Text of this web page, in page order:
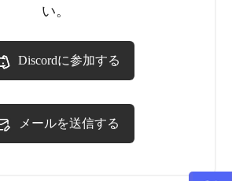
い。
Discordに参加する
メールを送信する